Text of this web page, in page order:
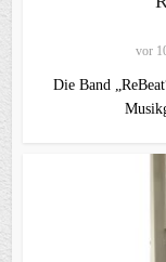
vor
Die Band